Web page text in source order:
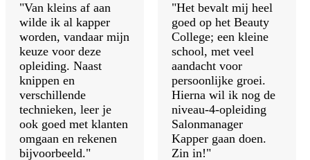
"Van kleins af aan
wilde ik al kapper
worden, vandaar mijn
keuze voor deze
opleiding. Naast
knippen en
verschillende
technieken, leer je
ook goed met klanten
omgaan en rekenen
bijvoorbeeld."
"Het bevalt mij heel
goed op het Beauty
College; een kleine
school, met veel
aandacht voor
persoonlijke groei.
Hierna wil ik nog de
niveau-4-opleiding
Salonmanager
Kapper gaan doen.
Zin in!"